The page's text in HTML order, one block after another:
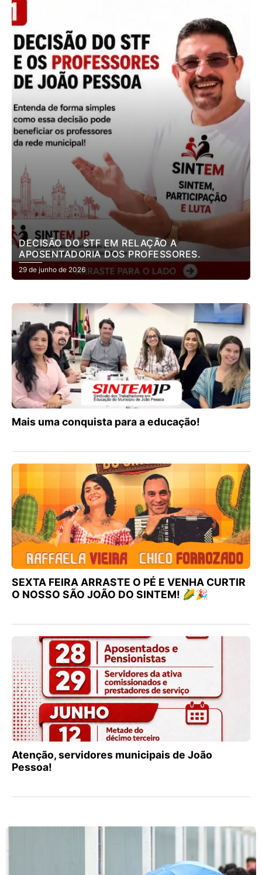
DECISÃO DO STF EM RELAÇÃO A
APOSENTADORIA DOS PROFESSORES.
29 de junho de 2026
Mais uma conquista para a educação!
SEXTA FEIRA ARRASTE O PÉ E VENHA CURTIR
O NOSSO SÃO JOÃO DO SINTEM! 🌽🎉
Atenção, servidores municipais de João
Pessoa!